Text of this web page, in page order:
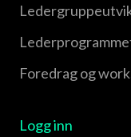
Foredrag og
Logg inn